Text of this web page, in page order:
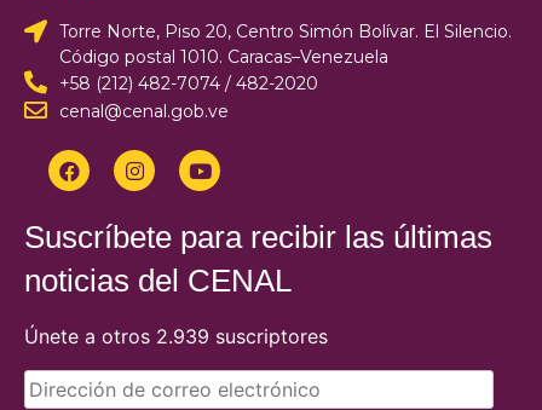
Torre Norte, Piso 20, Centro Simón Bolívar. El Silencio.
Código postal 1010. Caracas–Venezuela
+58 (212) 482-7074 / 482-2020
cenal@cenal.gob.ve
Suscríbete para recibir las últimas
noticias del CENAL
Únete a otros 2.939 suscriptores